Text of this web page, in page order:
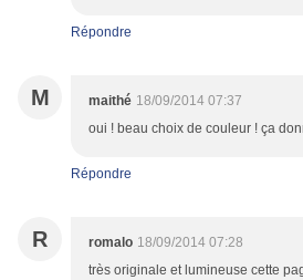
Répondre
M maithé 18/09/2014 07:37
oui ! beau choix de couleur ! ça
Répondre
R romalo 18/09/2014 07:28
très originale et lumineuse cette